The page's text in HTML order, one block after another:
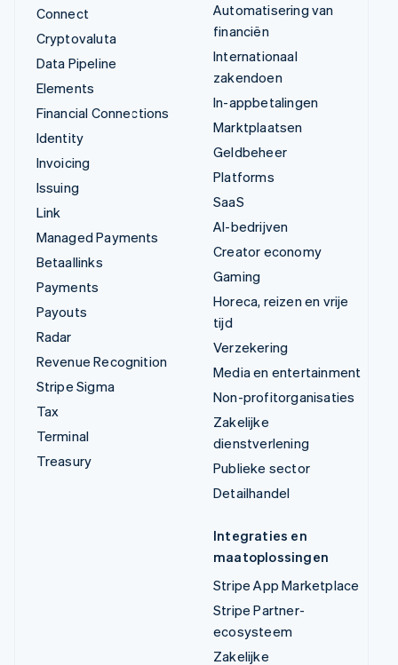
Connect
Cryptovaluta
Data Pipeline
Elements
Financial Connections
Identity
Invoicing
Issuing
Link
Managed Payments
Betaallinks
Payments
Payouts
Radar
Revenue Recognition
Stripe Sigma
Tax
Terminal
Treasury
Automatisering van
financiën
Internationaal
zakendoen
In-appbetalingen
Marktplaatsen
Geldbeheer
Platforms
SaaS
AI-bedrijven
Creator economy
Gaming
Horeca, reizen en vrije
tijd
Verzekering
Media en entertainment
Non-profitorganisaties
Zakelijke
dienstverlening
Publieke sector
Detailhandel
Integraties en
maatoplossingen
Stripe App Marketplace
Stripe Partner-
ecosysteem
Zakelijke